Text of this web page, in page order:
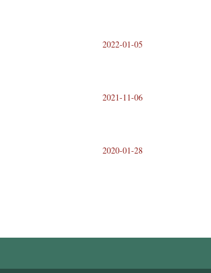
2022-01-05
2021-11-06
2020-01-28